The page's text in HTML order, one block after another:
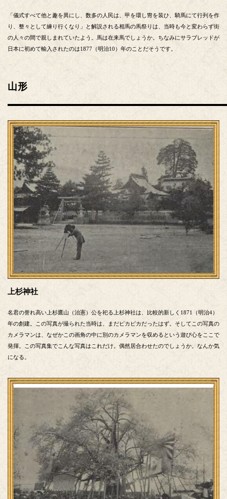
「儀式すべて他と趣を異にし、数多の人民は、甲を環し冑を装ひ、騎馬にて行列を作
り、整々として練り行くなり」と解説される相馬の馬祭りは、当時も今と変わらず街
の人々の間で親しまれていたよう。馬は在来馬でしょうか。ちなみにサラブレッドが
日本に初めて輸入されたのは1877（明治10）年のことだそうです。
山形
上杉神社
名君の誉れ高い上杉鷹山（治憲）公を祀る上杉神社は、比較的新しく1871（明治4）
年の創建。この写真が撮られた当時は、まだピカピカだったはず。そしてこの写真の
カメラマンは、なぜかこの画角の中に別のカメラマンを収めるという遊び心をここで
発揮。この写真集でこんな写真はこれだけ。偶然居合わせたのでしょうか。なんか気
になる。